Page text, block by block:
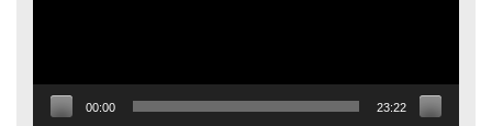
00:00 23:22